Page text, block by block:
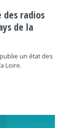
des radios
de la
un état des
Loire.